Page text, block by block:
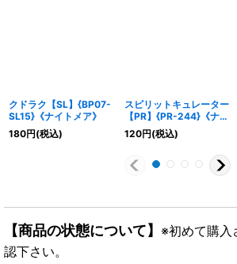
クドラク【SL】{BP07-
SL15}《ナイトメア》
180円(税込)
スピリットキュレーター
【PR】{PR-244}《ナイ
トメア》
120円(税込)
【商品の状態について】 ※初めて購入
認下さい。